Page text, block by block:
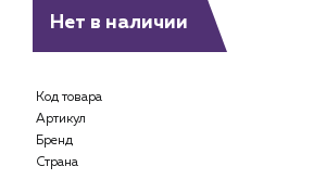
Нет в наличии
Код товара
Артикул
Бренд
Страна